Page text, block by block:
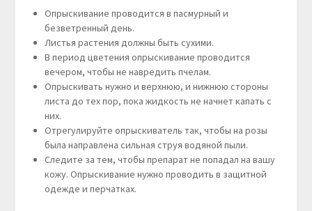
Опрыскивание проводится в пасмурный и
безветренный день.
Листья растения должны быть сухими.
В период цветения опрыскивание проводится
вечером, чтобы не навредить пчелам.
Опрыскивать нужно и верхнюю, и нижнюю стороны
листа до тех пор, пока жидкость не начнет капать с
них.
Отрегулируйте опрыскиватель так, чтобы на розы
была направлена сильная струя водяной пыли.
Следите за тем, чтобы препарат не попадал на вашу
кожу. Опрыскивание нужно проводить в защитной
одежде и перчатках.